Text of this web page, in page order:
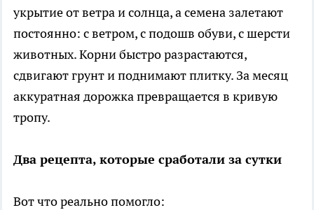
укрытие от ветра и солнца, а семена залетают
постоянно: с ветром, с подошв обуви, с шерсти
животных. Корни быстро разрастаются,
сдвигают грунт и поднимают плитку. За месяц
аккуратная дорожка превращается в кривую
тропу.
Два рецепта, которые сработали за сутки
Вот что реально помогло: